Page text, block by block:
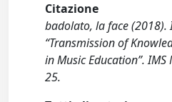
Citazione
badolato, la face (2018).
“Transmission of
in Music Education”. IMS
25.